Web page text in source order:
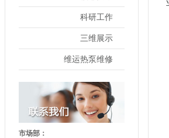
科研工作
三维展示
维运热泵维修
市场部：